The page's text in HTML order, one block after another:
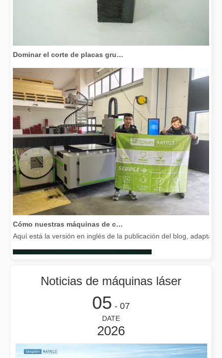
Aquí está la versión en inglés de la publicación del blog,
Noticias de máquinas láser
05 - 07
DATE
2026